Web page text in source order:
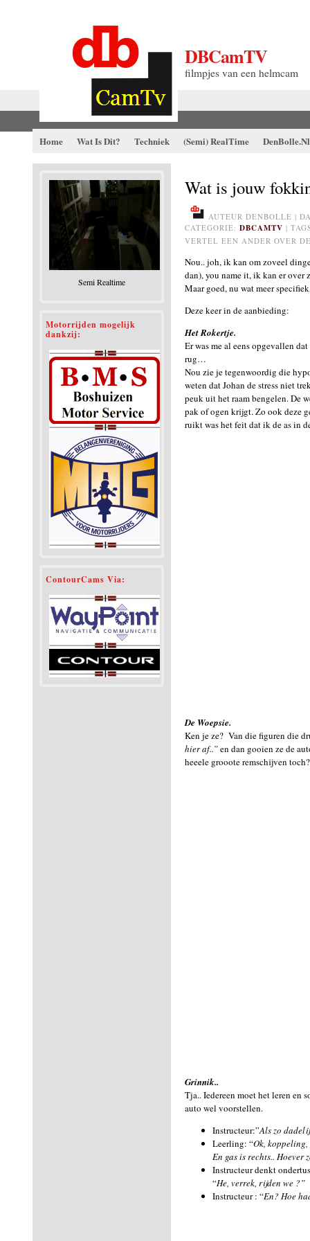
DBCamTV
filmpjes van een helmcam
Home Wat Is Dit? Techniek (Semi) RealTime DenBolle.nl
Semi Realtime
Motorrijden mogelijk
dankzij:
ContourCams Via:
Wat is jouw
AUTEUR DENBOLLE |
CATEGORIE: DBCAMTV |
VERTEL EEN ANDER OVER
Nou.. joh, ik kan om zoveel
dan), you name it, ik kan er over
Maar goed, nu wat meer
Deze keer in de aanbieding:
Het Rokertje.
Er was me al eens opgevallen
rug…
Nou zie je tegenwoordig die
weten dat Johan de stress niet
peuk uit het raam bengelen. De
pak of ogen krijgt. Zo ook deze
ruikt was het feit dat ik de as in
De Woepsie.
Ken je ze? Van die figuren die
hier af..”en dan gooien ze de
heeele grooote remschijven toch?
Grinnik..
Tja.. Iedereen moet het leren en
auto wel voorstellen.
Instructeur:”Als zo
Leerling: “Ok,
En gas is rechts.. Hoever
Instructeur denkt
“He, verrek, rijden we ?”
Instructeur : “En? Hoe